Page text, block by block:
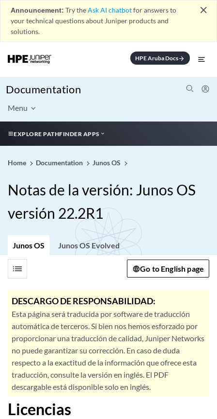
Announcement: Try theAsk AI chatbotfor answers to
your technical questions about Juniper products and
solutions.
close
HPE Aruba Docsarrow_forward
Documentation
Menu
EXPLORE PATHFINDER APPS
Home Documentation Junos OS
Notas de la versión: Junos OS
versión 22.2R1
Junos OS Junos OS Evolved
list Go to English page
DESCARGO DE RESPONSABILIDAD:
Esta página será traducida por software de traducción
automática de terceros. Si bien nos hemos esforzado por
proporcionar una traducción de calidad, Juniper Networks
no puede garantizar su corrección. En caso de duda
respecto a la exactitud de la información que ofrece esta
traducción, consulte la versión en inglés. El PDF
descargable está disponible solo en inglés.
Licencias